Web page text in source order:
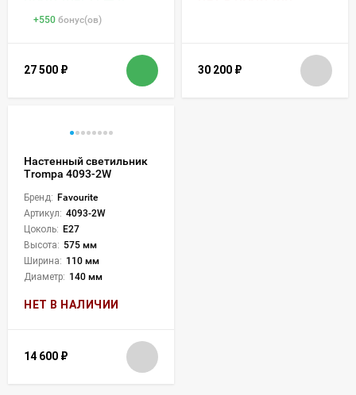
+550 бонус(ов)
27 500 ₽ 30 200 ₽
Настенный светильник
Trompa 4093-2W
Бренд: Favourite
Артикул: 4093-2W
Цоколь: E27
Высота: 575 мм
Ширина: 110 мм
Диаметр: 140 мм
НЕТ В НАЛИЧИИ
14 600 ₽